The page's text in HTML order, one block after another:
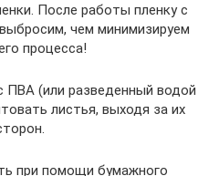
После работы пленку с
чем минимизируем
процесса!
ПВА (или разведенный водой
листья, выходя за их
при помощи бумажного